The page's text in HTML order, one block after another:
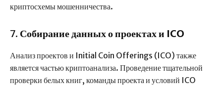
криптосхемы мошенничества.
7. Собирание данных о проектах и ICO
Анализ проектов и Initial Coin Offerings (ICO) также
является частью криптоанализа. Проведение тщательной
проверки белых книг, команды проекта и условий ICO